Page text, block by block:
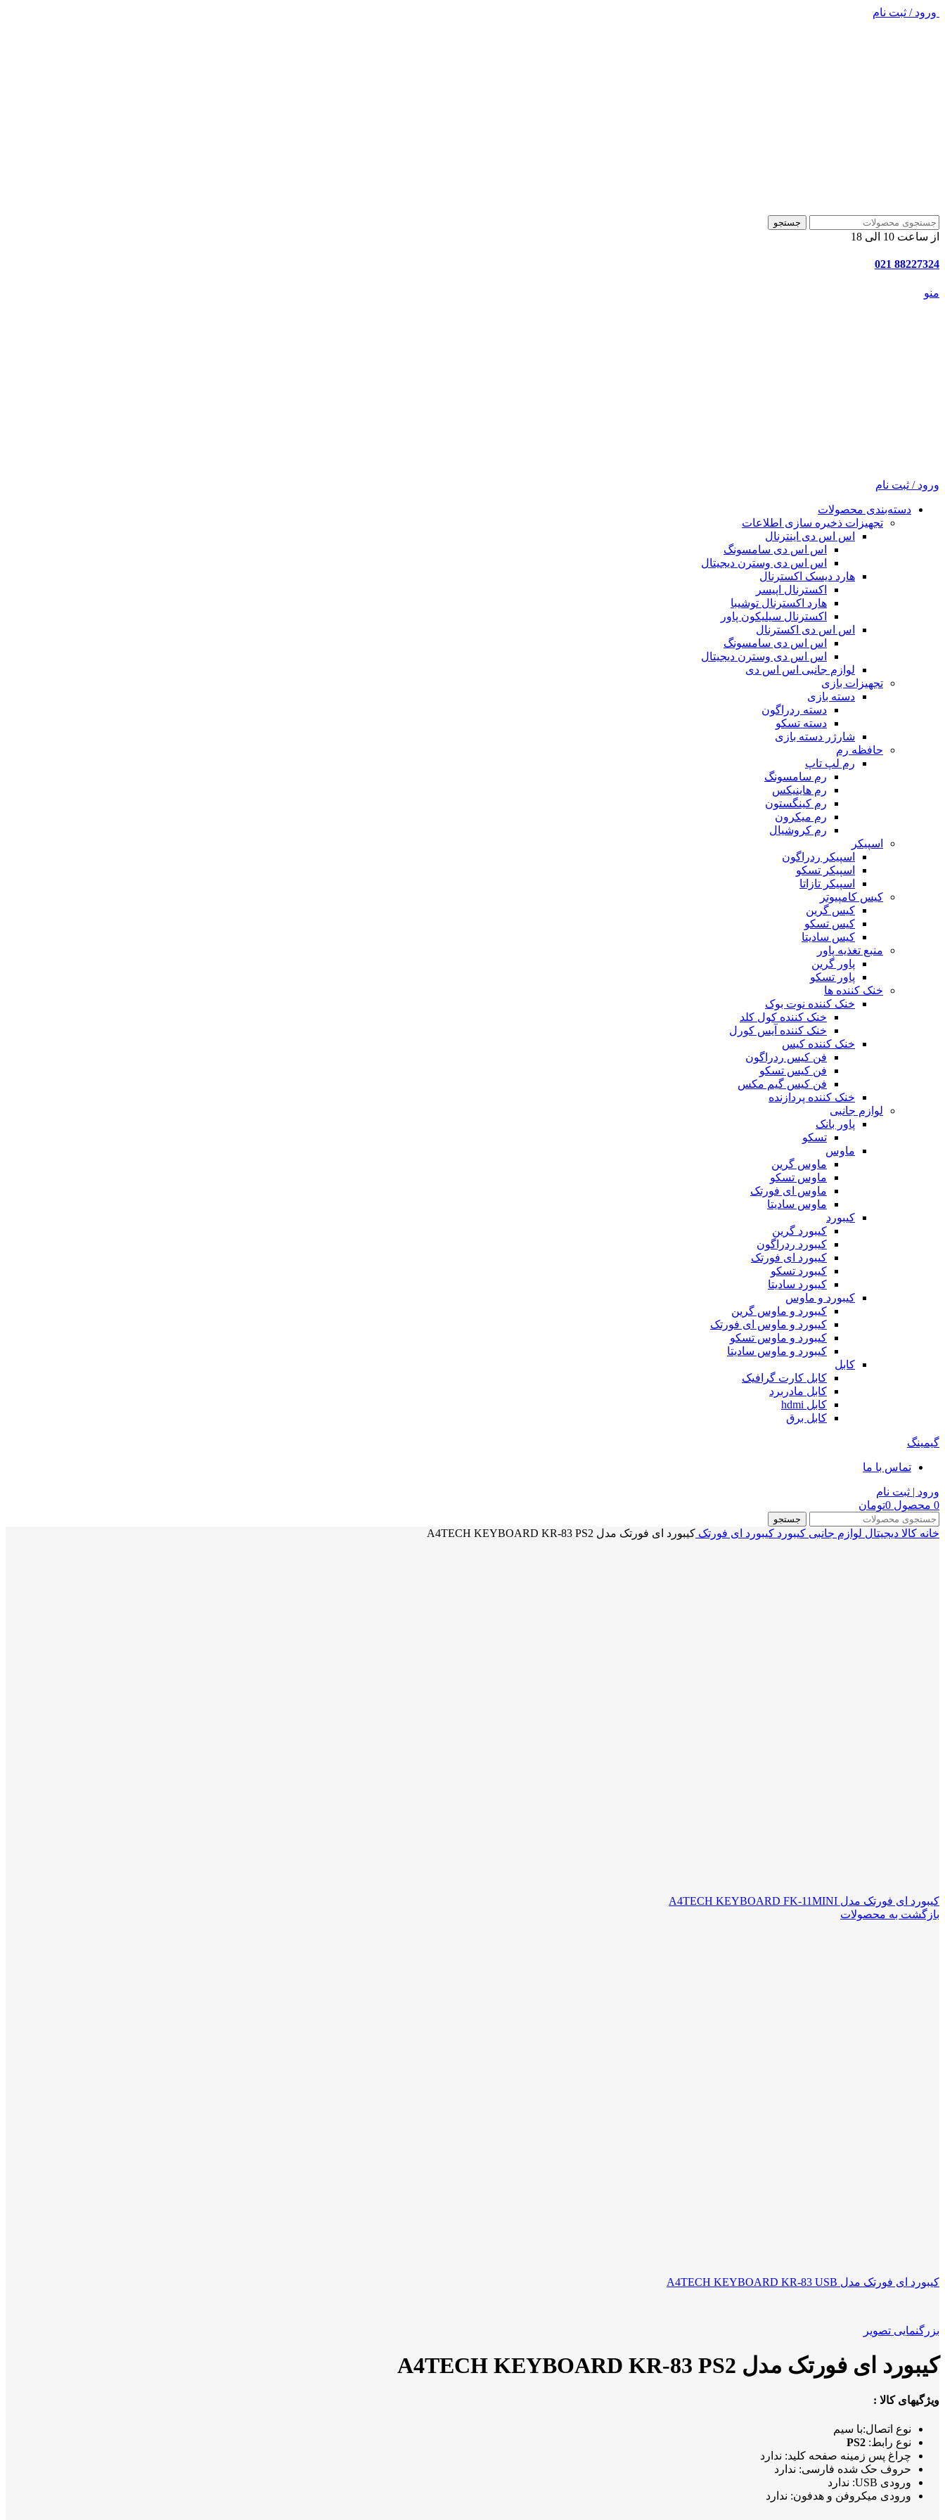
ورود / ثبت نام
جستجو
از ساعت 10 الی 18
88227324 021
منو
ورود / ثبت نام
دسته‌بندی محصولات
تجهیزات ذخیره سازی اطلاعات
اس اس دی اینترنال
اس اس دی سامسونگ
اس اس دی وسترن دیجیتال
هارد دیسک اکسترنال
اکسترنال اپیسر
هارد اکسترنال توشیبا
اکسترنال سیلیکون پاور
اس اس دی اکسترنال
اس اس دی سامسونگ
اس اس دی وسترن دیجیتال
لوازم جانبی اس اس دی
تجهیزات بازی
دسته بازی
دسته ردراگون
دسته تسکو
شارژر دسته بازی
حافظه رم
رم لپ تاپ
رم سامسونگ
رم هاینیکس
رم کینگستون
رم میکرون
رم کروشیال
اسپیکر
اسپیکر ردراگون
اسپیکر تسکو
اسپیکر تازاتا
کیس کامپیوتر
کیس گرین
کیس تسکو
کیس سادیتا
منبع تغذیه‌ پاور
پاور گرین
پاور تسکو
خنک کننده ها
خنک کننده نوت بوک
خنک کننده کول کلد
خنک کننده آیس کورل
خنک کننده کیس
فن کیس ردراگون
فن کیس تسکو
فن کیس گیم مکس
خنک کننده پردازنده
لوازم جانبی
پاور بانک
تسکو
ماوس
ماوس گرین
ماوس تسکو
ماوس ای فورتک
ماوس سادیتا
کیبورد
کیبورد گرین
کیبورد ردراگون
کیبورد ای فورتک
کیبورد تسکو
کیبورد سادیتا
کیبورد و ماوس
کیبورد و ماوس گرین
کیبورد و ماوس ای فورتک
کیبورد و ماوس تسکو
کیبورد و ماوس سادیتا
کابل
کابل کارت گرافیک
کابل مادربرد
کابل hdmi
کابل برق
گیمینگ
تماس با ما
ورود | ثبت نام
0 محصول 0تومان
جستجو
خانه کالا دیجیتال لوازم جانبی کیبورد کیبورد ای فورتک کیبورد ای فورتک مدل A4TECH KEYBOARD KR-83 PS2
کیبورد ای فورتک مدل A4TECH KEYBOARD FK-11MINI
بازگشت به محصولات
کیبورد ای فورتک مدل A4TECH KEYBOARD KR-83 USB
بزرگنمایی تصویر
کیبورد ای فورتک مدل A4TECH KEYBOARD KR-83 PS2
ویژگیهای کالا :
نوع اتصال:با سیم
نوع رابط: PS2
چراغ‌ پس زمینه صفحه کلید: ندارد
حروف حک شده فارسی: ندارد
ورودی USB: ندارد
ورودی میکروفن و هدفون: ندارد­